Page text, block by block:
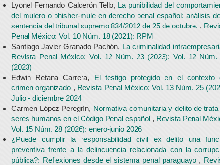
Lyonel Fernando Calderón Tello, La punibilidad del
del mulero o phisher-mule en derecho penal español: análisis
sentencia del tribunal supremo 834/2012 de 25 de octubre. ,
Penal México: Vol. 10 Núm. 18 (2021): RPM
Santiago Javier Granado Pachón, La criminalidad
Revista Penal México: Vol. 12 Núm. 23 (2023): Vol. 12 Núm.
(2023)
Edwin Retana Carrera, El testigo protegido en el contexto
crimen organizado , Revista Penal México: Vol. 13 Núm. 25
Julio - diciembre 2024
Carmen López Peregrín, Normativa comunitaria y delito de trata
seres humanos en el Código Penal español , Revista Penal
Vol. 15 Núm. 28 (2026): enero-junio 2026
¿Puede cumplir la responsabilidad civil ex delito una
preventiva frente a la delincuencia relacionada con la
pública?: Reflexiones desde el sistema penal paraguayo ,